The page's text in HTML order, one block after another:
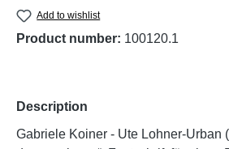
Add to wishlist
Product number: 100120.1
Description
Gabriele Koiner - Ute Lohner-Urban